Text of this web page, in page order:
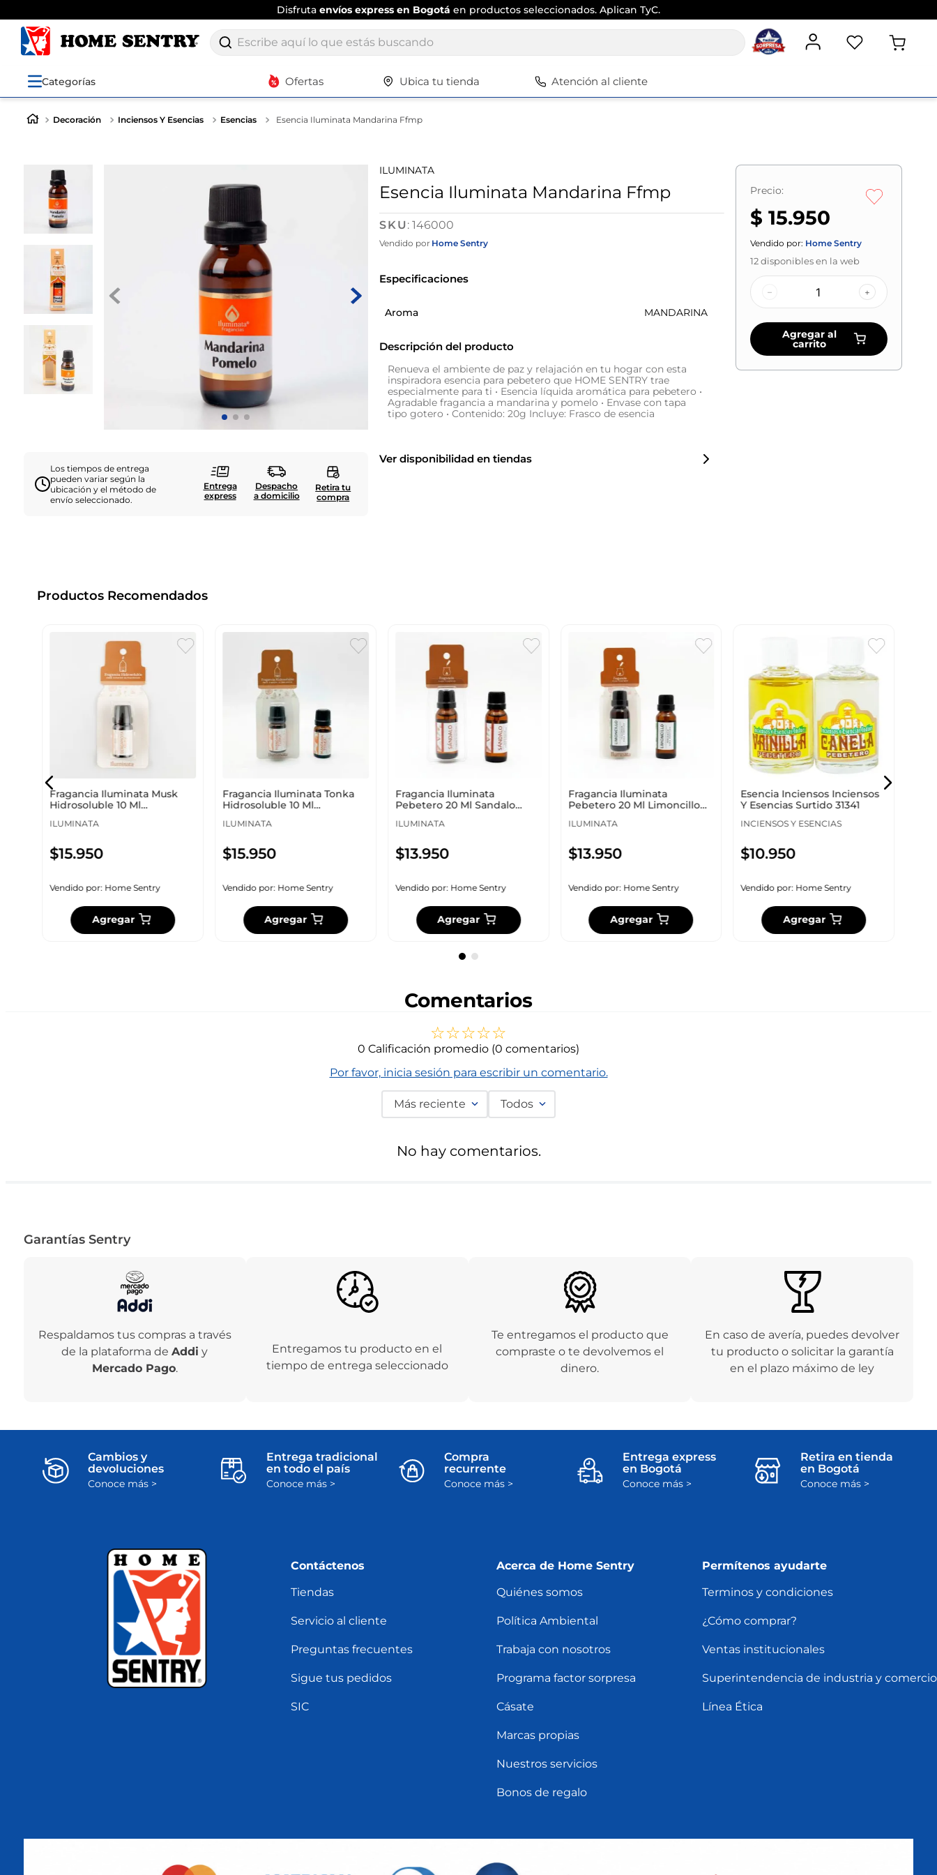
Disfruta envíos express en Bogotá en productos seleccionados. Aplican TyC.
Escribe aquí lo que estás buscando
Categorías Ofertas Ubica tu tienda Atención al cliente
Decoración Inciensos Y Esencias Esencias Esencia Iluminata Mandarina Ffmp
Los tiempos de entrega
pueden variar según la
ubicación y el método de
envío seleccionado.
Entrega
express
Despacho
a domicilio
Retira tu
compra
ILUMINATA
Esencia Iluminata Mandarina Ffmp
:146000
Vendido por Home Sentry
Especificaciones
Aroma MANDARINA
Descripción del producto
Renueva el ambiente de paz y relajación en tu hogar con esta
inspiradora esencia para pebetero que HOME SENTRY trae
especialmente para ti • Esencia líquida aromática para pebetero •
Agradable fragancia a mandarina y pomelo • Envase con tapa
tipo gotero • Contenido: 20g Incluye: Frasco de esencia
Ver disponibilidad en tiendas
Precio:
$ 15.950
Vendido por: Home Sentry
12disponibles en la web
– +
Agregar al
carrito
Productos Recomendados
Fragancia Iluminata Musk
Hidrosoluble 10 Ml
ILUMINATA
$15.950
Vendido por: Home Sentry
Agregar
Fragancia Iluminata Tonka
Hidrosoluble 10 Ml
ILUMINATA
$15.950
Vendido por: Home Sentry
Agregar
Fragancia Iluminata
Pebetero 20 Ml Sandalo
ILUMINATA
$13.950
Vendido por: Home Sentry
Agregar
Fragancia Iluminata
Pebetero 20 Ml Limoncillo
ILUMINATA
$13.950
Vendido por: Home Sentry
Agregar
Esencia Inciensos Inciensos
Y Esencias Surtido 31341
INCIENSOS Y ESENCIAS
$10.950
Vendido por: Home Sentry
Agregar
Comentarios
☆☆☆☆☆
0 Calificación promedio (0 comentarios)
Por favor, inicia sesión para escribir un comentario.
Más reciente Todos
No hay comentarios.
Garantías Sentry
Respaldamos tus compras a través
de la plataforma deAddi y
Mercado Pago.
Entregamos tu producto en el
tiempo de entrega seleccionado
Te entregamos el producto que
compraste o te devolvemos el
dinero.
En caso de avería, puedes devolver
tu producto o solicitar la garantía
en el plazo máximo de ley
Cambios y
devoluciones
Conoce más >
Entrega tradicional
en todo el país
Conoce más >
Compra
recurrente
Conoce más >
Entrega express
en Bogotá
Conoce más >
Retira en tienda
en Bogotá
Conoce más >
Contáctenos
Tiendas
Servicio al cliente
Preguntas frecuentes
Sigue tus pedidos
SIC
Acerca de Home Sentry
Quiénes somos
Política Ambiental
Trabaja con nosotros
Programa factor sorpresa
Cásate
Marcas propias
Nuestros servicios
Bonos de regalo
Permítenos ayudarte
Terminos y condiciones
¿Cómo comprar?
Ventas institucionales
Superintendencia de industria y comercio
Línea Ética
Términos más buscados
silla
closet
cafetera
.
zapatero